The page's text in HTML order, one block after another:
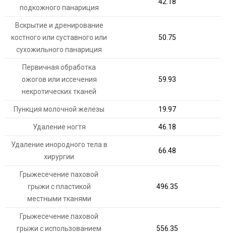
подкожного панариция
Вскрытие и дренирование
костного или суставного или
сухожильного панариция
50.75
Первичная обработка
ожогов или иссечения
некротических тканей
59.93
Пункция молочной железы 19.97
Удаление ногтя 46.18
Удаление инородного тела в
хирургии
66.48
Грыжесечение паховой
грыжи с пластикой
местными тканями
496.35
Грыжесечение паховой
грыжи с использованием
556.35